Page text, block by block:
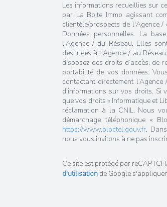
Les informations recueillies sur
par La Boite Immo agissant
clientèle/prospects de l'Agence
Données personnelles. La
l'Agence / du Réseau. Elles
destinées à l'Agence / au
disposez des droits d’accès, de
portabilité de vos données.
contactant directement
d’informations sur vos droits. Si
que vos droits « Informatique et
réclamation à la CNIL. Nous
démarchage téléphonique «
https://www.bloctel.gouv.fr.
nous vous invitons à ne pas
Ce site est protégé par
d'utilisation de Google